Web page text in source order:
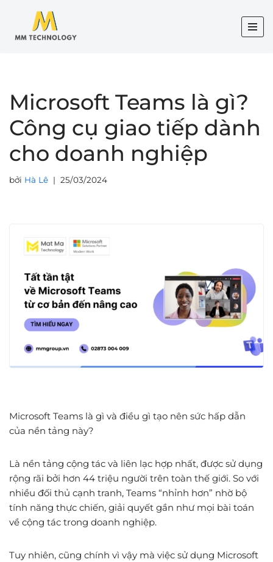
Chuyển
Microsoft Teams là gì?
Công cụ giao tiếp dành
cho doanh nghiệp
bởi Hà Lê 25/03/2024
Microsoft Teams là gì và điều gì tạo nên sức hấp dẫn
của nền tảng này?
Là nền tảng cộng tác và liên lạc hợp nhất, được sử dụng
rộng rãi bởi hơn 44 triệu người trên toàn thế giới. So với
nhiều đối thủ cạnh tranh, Teams “nhỉnh hơn” nhờ bộ
tính năng thực chiến, giải quyết gần như mọi bài toán
về cộng tác trong doanh nghiệp.
Tuy nhiên, cũng chính vì vậy mà việc sử dụng Microsoft